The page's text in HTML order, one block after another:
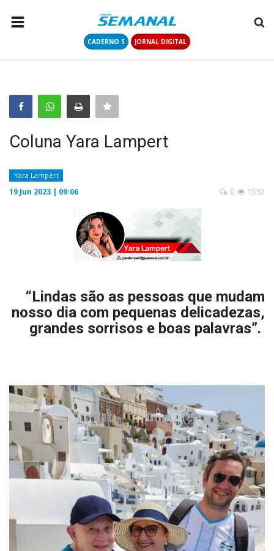
CADERNO S JORNAL DIGITAL
COLUNISTAS
CONTATO
LOGIN
CADASTRAR
JORNAL DIGITAL
Coluna Yara Lampert
Yara Lampert
19 Jun 2023 | 09:06 1532
0
“Lindas são as pessoas que mudam
nosso dia com pequenas delicadezas,
grandes sorrisos e boas palavras”.